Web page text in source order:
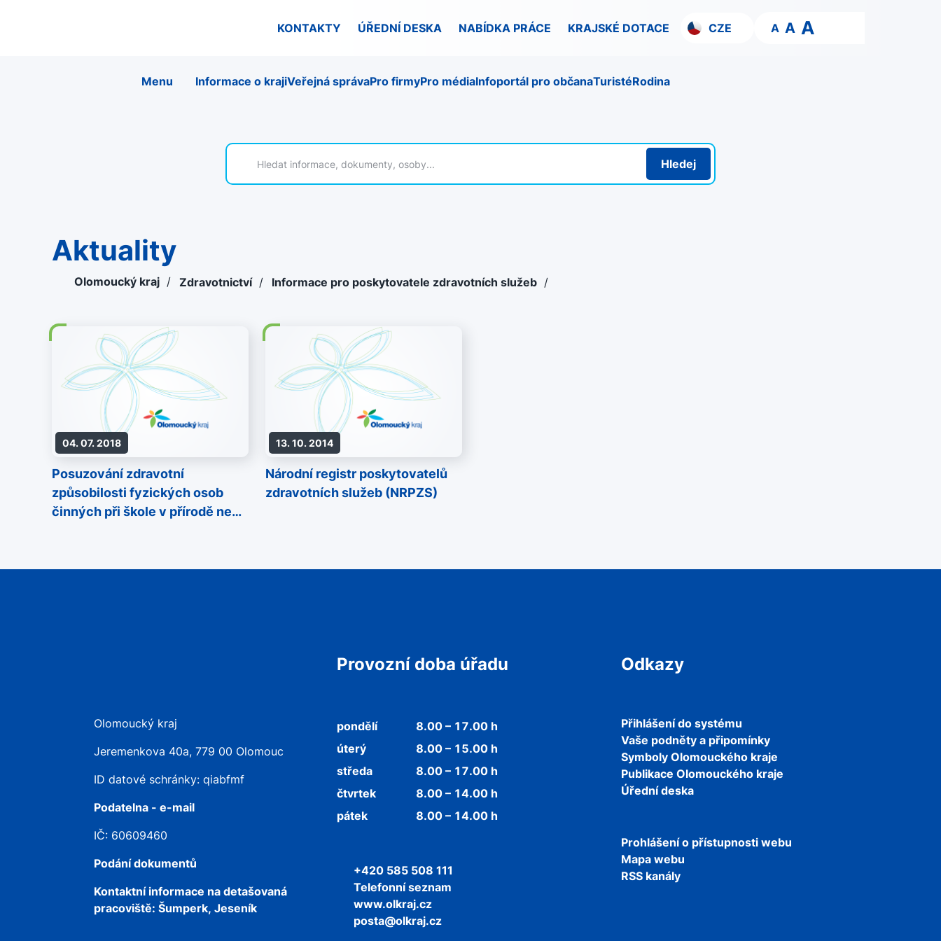
KONTAKTY ÚŘEDNÍ DESKA NABÍDKA PRÁCE KRAJSKÉ DOTACE CZE A A A
Menu Informace o krajiVeřejná správaPro firmyPro médiaInfoportál pro občanaTuristéRodina
Hledej
Aktuality
Olomoucký kraj / Zdravotnictví / Informace pro poskytovatele zdravotních služeb /
04. 07. 2018
Posuzování zdravotní
způsobilosti fyzických osob
činných při škole v přírodě nebo
13. 10. 2014
Národní registr poskytovatelů
zdravotních služeb (NRPZS)
Olomoucký kraj
Jeremenkova 40a, 779 00 Olomouc
ID datové schránky: qiabfmf
Podatelna - e-mail
IČ: 60609460
Podání dokumentů
Kontaktní informace na detašovaná
pracoviště: Šumperk, Jeseník
Provozní doba úřadu
pondělí
8.00 – 17.00 h
úterý
8.00 – 15.00 h
středa
8.00 – 17.00 h
čtvrtek
8.00 – 14.00 h
pátek
8.00 – 14.00 h
+420 585 508 111
Telefonní seznam
www.olkraj.cz
posta@olkraj.cz
Odkazy
Přihlášení do systému
Vaše podněty a připomínky
Symboly Olomouckého kraje
Publikace Olomouckého kraje
Úřední deska
Prohlášení o přístupnosti webu
Mapa webu
RSS kanály